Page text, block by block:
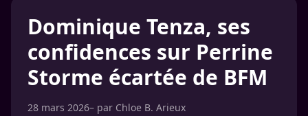
Dominique Tenza, ses
confidences sur Perrine
Storme écartée de BFM
28 mars 2026– par Chloe B. Arieux